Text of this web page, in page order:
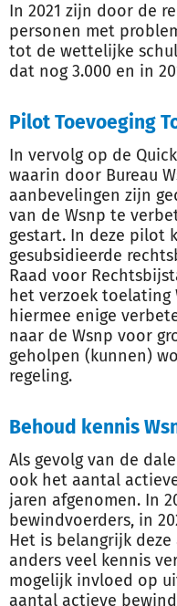
In 2021 zijn door de
personen met
tot de wettelijke
dat nog 3.000 en in
Pilot Toevoeging
In vervolg op de
waarin door Bureau
aanbevelingen zijn
van de Wsnp te
gestart. In deze pilot
gesubsidieerde
Raad voor
het verzoek toelating
hiermee enige
naar de Wsnp voor
geholpen (kunnen)
regeling.
Behoud kennis
Als gevolg van de
ook het aantal
jaren afgenomen. In
bewindvoerders, in
Het is belangrijk
anders veel kennis
mogelijk invloed op
aantal actieve